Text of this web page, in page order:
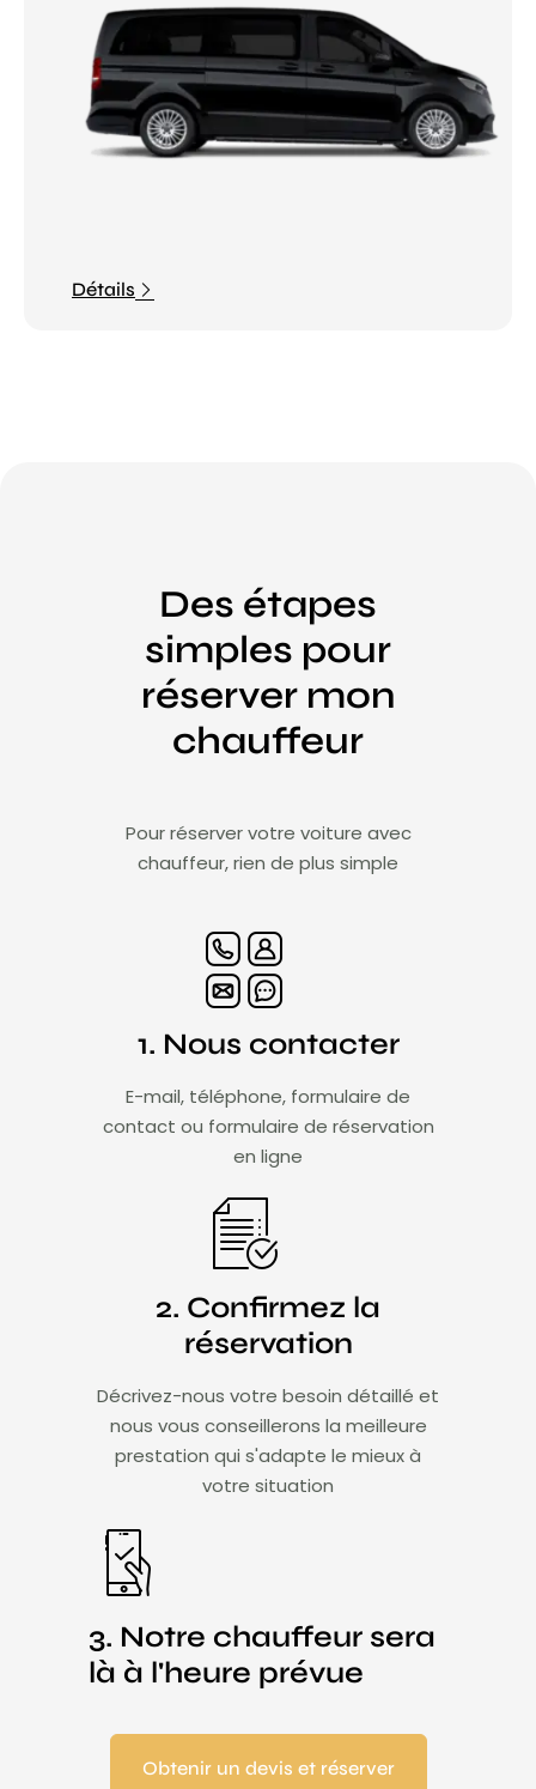
Détails
Des étapes
simples pour
réserver mon
chauffeur
Pour réserver votre voiture avec
chauffeur, rien de plus simple
1. Nous contacter
E-mail, téléphone, formulaire de
contact ou formulaire de réservation
en ligne
2. Confirmez la
réservation
Décrivez-nous votre besoin détaillé et
nous vous conseillerons la meilleure
prestation qui s'adapte le mieux à
votre situation​
3. Notre chauffeur sera
là à l'heure prévue
Obtenir un devis et réserver